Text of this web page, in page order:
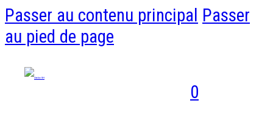
Passer au contenu principal Passer
au pied de page
0